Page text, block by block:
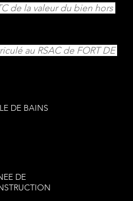
de la valeur du bien hors
au RSAC de FORT DE
DE BAINS
DE